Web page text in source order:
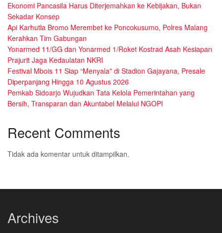
Ekonomi Pancasila Harus Diterjemahkan ke Kebijakan, Bukan
Sekadar Konsep
Api Karhutla Bromo Merembet ke Poncokusumo, Polres Malang
Kerahkan Tim Gabungan
Yonarmed 11/GG dan Yonarmed 1/Roket Kostrad Asah Kesiapan
Prajurit Jaga Kedaulatan NKRI
Festival Mbois 11 Siap “Menyala” di Stadion Gajayana, Presale
Diperpanjang Hingga 10 Agustus 2026
Pemkab Sidoarjo Wujudkan Tata Kelola Pemerintahan yang
Bersih, Transparan dan Akuntabel Melalui NGOPI
Recent Comments
Tidak ada komentar untuk ditampilkan.
Archives